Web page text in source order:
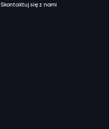
Skontaktuj się z nami